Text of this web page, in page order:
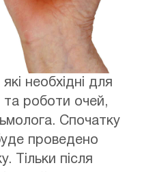
необхідні для
та роботи очей,
Спочатку
проведено
Тільки після